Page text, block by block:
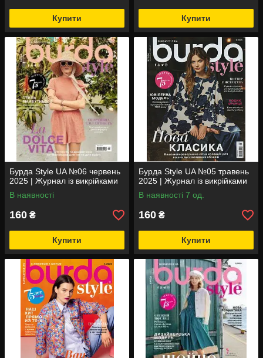
Купити Купити
Бурда Style UA №06 червень
2025 | Журнал із викрійками
В наявності
160 ₴
Купити
Бурда Style UA №05 травень
2025 | Журнал із викрійками
В наявності 7 од.
160 ₴
Купити